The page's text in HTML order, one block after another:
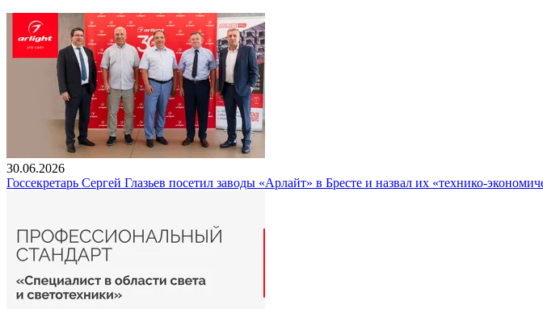
30.06.2026
Госсекретарь Сергей Глазьев посетил заводы «Арлайт» в Бресте и назвал их «технико-